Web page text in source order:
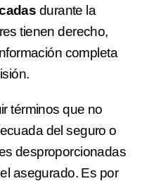
durante la
tienen derecho,
completa
términos que no
del seguro o
desproporcionadas
asegurado. Es por